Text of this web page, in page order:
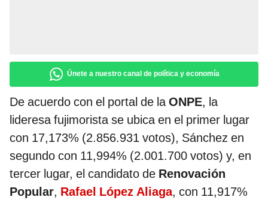
Únete a nuestro canal de política y economía
De acuerdo con el portal de laONPE, la
lideresa fujimorista se ubica en el primer lugar
con 17,173% (2.856.931 votos), Sánchez en
segundo con 11,994% (2.001.700 votos) y, en
tercer lugar, el candidato de Renovación
Popular, Rafael López Aliaga, con 11,917%